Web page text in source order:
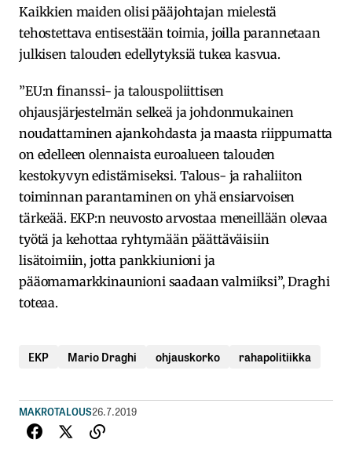
Kaikkien maiden olisi pääjohtajan mielestä
tehostettava entisestään toimia, joilla parannetaan
julkisen talouden edellytyksiä tukea kasvua.
”EU:n finanssi- ja talouspoliittisen
ohjausjärjestelmän selkeä ja johdonmukainen
noudattaminen ajankohdasta ja maasta riippumatta
on edelleen olennaista euroalueen talouden
kestokyvyn edistämiseksi. Talous- ja rahaliiton
toiminnan parantaminen on yhä ensiarvoisen
tärkeää. EKP:n neuvosto arvostaa meneillään olevaa
työtä ja kehottaa ryhtymään päättäväisiin
lisätoimiin, jotta pankkiunioni ja
pääomamarkkinaunioni saadaan valmiiksi”, Draghi
toteaa.
EKP Mario Draghi ohjauskorko rahapolitiikka
MAKROTALOUS26.7.2019